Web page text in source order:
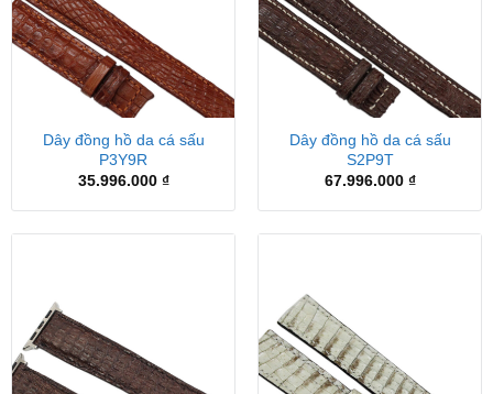
Dây đồng hồ da cá sấu
P3Y9R
35.996.000 ₫
Dây đồng hồ da cá sấu
S2P9T
67.996.000 ₫